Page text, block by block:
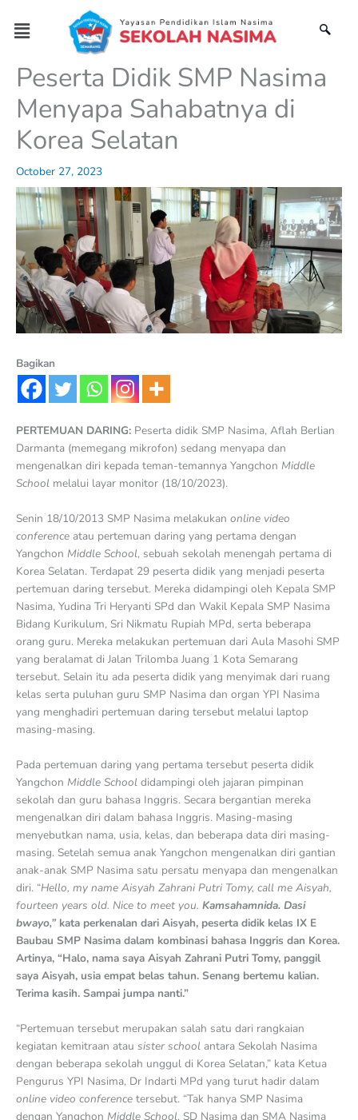
content
Menu
Peserta Didik SMP Nasima
Menyapa Sahabatnya di
Korea Selatan
October 27, 2023
Bagikan
PERTEMUAN DARING: Peserta didik SMP Nasima, Aflah Berlian
Darmanta (memegang mikrofon) sedang menyapa dan
mengenalkan diri kepada teman-temannya Yangchon Middle
School melalui layar monitor (18/10/2023).
Senin 18/10/2013 SMP Nasima melakukan online video
conference atau pertemuan daring yang pertama dengan
Yangchon Middle School, sebuah sekolah menengah pertama di
Korea Selatan. Terdapat 29 peserta didik yang menjadi peserta
pertemuan daring tersebut. Mereka didampingi oleh Kepala SMP
Nasima, Yudina Tri Heryanti SPd dan Wakil Kepala SMP Nasima
Bidang Kurikulum, Sri Nikmatu Rupiah MPd, serta beberapa
orang guru. Mereka melakukan pertemuan dari Aula Masohi SMP
yang beralamat di Jalan Trilomba Juang 1 Kota Semarang
tersebut. Selain itu ada peserta didik yang menyimak dari ruang
kelas serta puluhan guru SMP Nasima dan organ YPI Nasima
yang menghadiri pertemuan daring tersebut melalui laptop
masing-masing.
Pada pertemuan daring yang pertama tersebut peserta didik
Yangchon Middle School didampingi oleh jajaran pimpinan
sekolah dan guru bahasa Inggris. Secara bergantian mereka
mengenalkan diri dalam bahasa Inggris. Masing-masing
menyebutkan nama, usia, kelas, dan beberapa data diri masing-
masing. Setelah semua anak Yangchon mengenalkan diri gantian
anak-anak SMP Nasima satu persatu menyapa dan mengenalkan
diri. “Hello, my name Aisyah Zahrani Putri Tomy, call me Aisyah,
fourteen years old. Nice to meet you. Kamsahamnida. Dasi
bwayo,” kata perkenalan dari Aisyah, peserta didik kelas IX E
Baubau SMP Nasima dalam kombinasi bahasa Inggris dan Korea.
Artinya, “Halo, nama saya Aisyah Zahrani Putri Tomy, panggil
saya Aisyah, usia empat belas tahun. Senang bertemu kalian.
Terima kasih. Sampai jumpa nanti.”
“Pertemuan tersebut merupakan salah satu dari rangkaian
kegiatan kemitraan atau sister school antara Sekolah Nasima
dengan beberapa sekolah unggul di Korea Selatan,” kata Ketua
Pengurus YPI Nasima, Dr Indarti MPd yang turut hadir dalam
online video conference tersebut. “Tak hanya SMP Nasima
dengan Yangchon Middle School. SD Nasima dan SMA Nasima